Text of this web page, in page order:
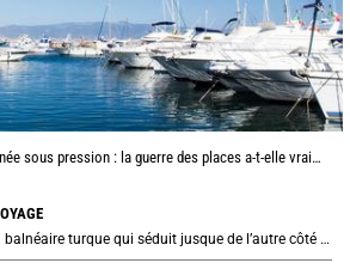
pression : la guerre des places a-t-elle vraiment commencé ?
Çeşme en août : la station balnéaire turque qui séduit jusque de l’autre côté de la mer Égée